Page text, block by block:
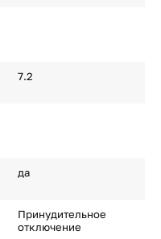
7.2
да
Принудительное
отключение